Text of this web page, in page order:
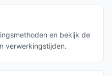
en bekijk de
verwerkingstijden.